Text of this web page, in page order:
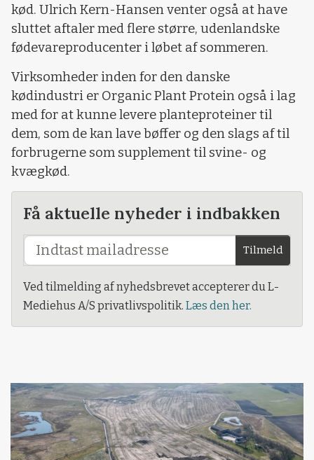
kød. Ulrich Kern-Hansen venter også at have
sluttet aftaler med flere større, udenlandske
fødevareproducenter i løbet af sommeren.
Virksomheder inden for den danske
kødindustri er Organic Plant Protein også i lag
med for at kunne levere planteproteiner til
dem, som de kan lave bøffer og den slags af til
forbrugerne som supplement til svine- og
kvægkød.
Få aktuelle nyheder i indbakken
Tilmeld
Ved tilmelding af nyhedsbrevet accepterer du L-
Mediehus A/S privatlivspolitik. Læs den her.